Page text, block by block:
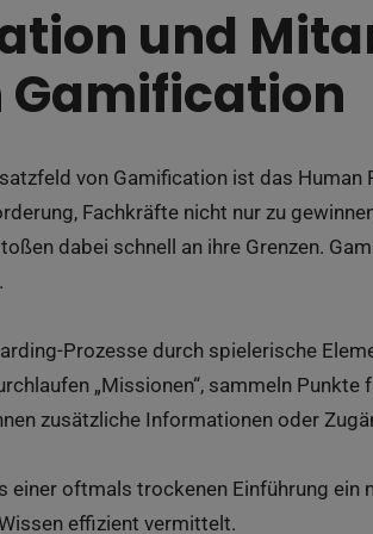
und
von Gamification ist das
Fachkräfte nicht nur zu
dabei schnell an ihre Grenzen.
Prozesse durch spielerische
„Missionen“, sammeln
zusätzliche Informationen oder
einer oftmals trockenen Einführung
effizient vermittelt.